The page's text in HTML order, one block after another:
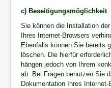
c) Beseitigungsmöglichkeit
Sie können die Installation
Ihres Internet-Browsers
Ebenfalls können Sie bereits
löschen. Die hierfür
hängen jedoch von Ihrem
ab. Bei Fragen benutzen Sie
Dokumentation Ihres